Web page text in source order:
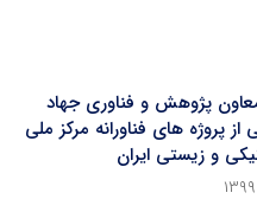
پژوهش و فناوری جهاد
از پروژه های فناورانه مرکز ملی
و زیستی ایران